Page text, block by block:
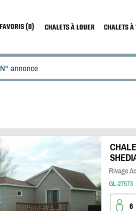
(0) CHALETS À LOUER CHALETS
Rivage
GL-27573
6